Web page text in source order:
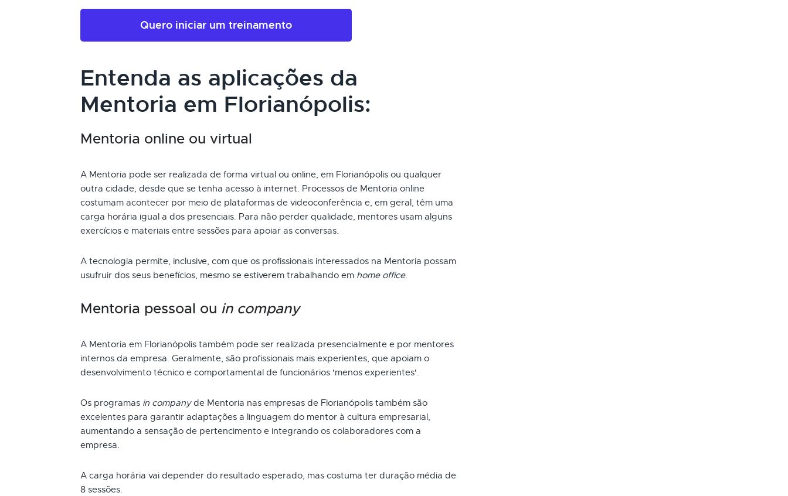
Quero iniciar um treinamento
Entenda as aplicações da
Mentoria em Florianópolis:
Mentoria online ou virtual
A Mentoria pode ser realizada de forma virtual ou online, em Florianópolis ou qualquer
outra cidade, desde que se tenha acesso à internet. Processos de Mentoria online
costumam acontecer por meio de plataformas de videoconferência e, em geral, têm uma
carga horária igual a dos presenciais. Para não perder qualidade, mentores usam alguns
exercícios e materiais entre sessões para apoiar as conversas.
A tecnologia permite, inclusive, com que os profissionais interessados na Mentoria possam
usufruir dos seus benefícios, mesmo se estiverem trabalhando em home office.
Mentoria pessoal ou in company
A Mentoria em Florianópolis também pode ser realizada presencialmente e por mentores
internos da empresa. Geralmente, são profissionais mais experientes, que apoiam o
desenvolvimento técnico e comportamental de funcionários 'menos experientes'.
Os programas in companyde Mentoria nas empresas de Florianópolis também são
excelentes para garantir adaptações a linguagem do mentor à cultura empresarial,
aumentando a sensação de pertencimento e integrando os colaboradores com a
empresa.
A carga horária vai depender do resultado esperado, mas costuma ter duração média de
8 sessões.